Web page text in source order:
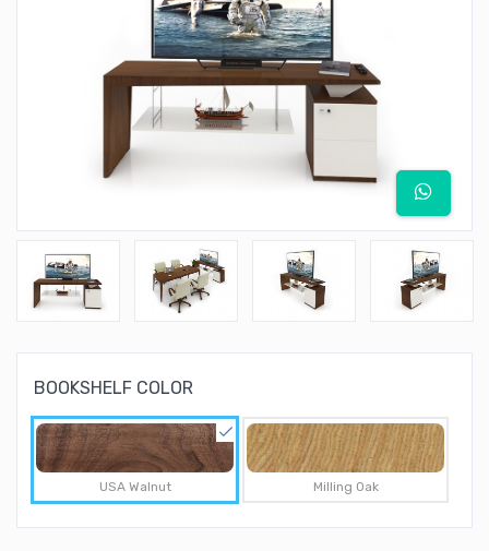
BOOKSHELF COLOR
USA Walnut Milling Oak